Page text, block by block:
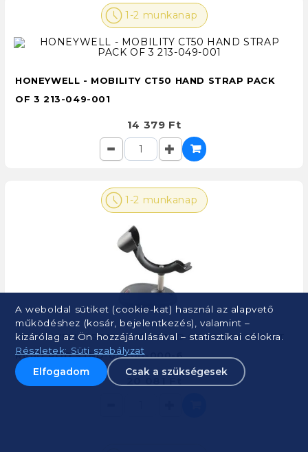
1-2 munkanap
HONEYWELL - MOBILITY CT50 HAND STRAP PACK
OF 3 213-049-001
14 379 Ft
1-2 munkanap
HONEYWELL - SCANNING STAND GRAY 8CM HEIGHT
RIGID ROD STND-08R00-000-6
A weboldal sütiket (cookie-kat) használ az alapvető
működéshez (kosár, bejelentkezés), valamint –
kizárólag az Ön hozzájárulásával – statisztikai célokra.
Részletek: Süti szabályzat
Elfogadom Csak a szükségesek